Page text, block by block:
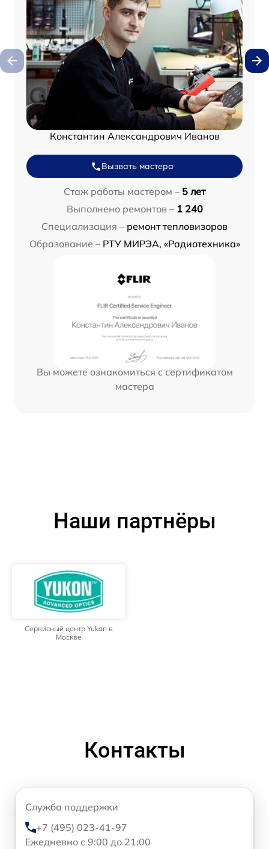
Константин Александрович Иванов
Вызвать мастера
Стаж работы мастером – 5 лет
Выполнено ремонтов – 1 240
Специализация – ремонт тепловизоров
Образование – РТУ МИРЭА, «Радиотехника»
Вы можете ознакомиться с сертификатом
мастера
Наши партнёры
Сервисный центр Yukon в
Москве
Контакты
Служба поддержки
+7 (495) 023-41-97
Ежедневно с 9:00 до 21:00